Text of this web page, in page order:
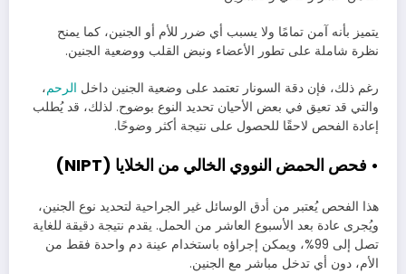
يتميز بأنه آمن تمامًا ولا يسبب أي ضرر للأم أو الجنين، كما يمنح
نظرة شاملة على تطور الأعضاء ونبض القلب ووضعية الجنين.
رغم ذلك، فإن دقة السونار تعتمد على وضعية الجنين داخل الرحم،
والتي قد تعيق في بعض الأحيان تحديد النوع بوضوح. لذلك، قد يُطلب
إعادة الفحص لاحقًا للحصول على نتيجة أكثر وضوحًا.
• فحص الحمض النووي الخالي من الخلايا (NIPT)
هذا الفحص يُعتبر من أدق الوسائل غير الجراحية لتحديد نوع الجنين،
ويُجرى عادة بعد الأسبوع العاشر من الحمل. يقدم نتيجة دقيقة للغاية
تصل إلى 99%، ويمكن إجراؤه باستخدام عينة دم واحدة فقط من
الأم، دون أي تدخل مباشر مع الجنين.